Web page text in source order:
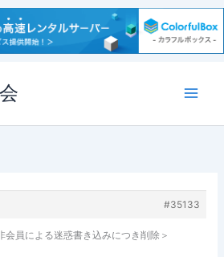
#35133
会員による迷惑書き込みにつき削除＞